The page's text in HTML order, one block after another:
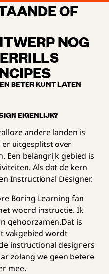
OF
NOG
BETER KUNT LATEN
EIGENLIJK?
andere landen is
er uitgesplitst over
Een belangrijk gebied is
Als dat de kern
Instructional Designer.
Boring Learning fan
woord instructie. Ik
gehoorzamen.Dat is
vakgebied wordt
instructional designers
zolang we geen betere
mee.